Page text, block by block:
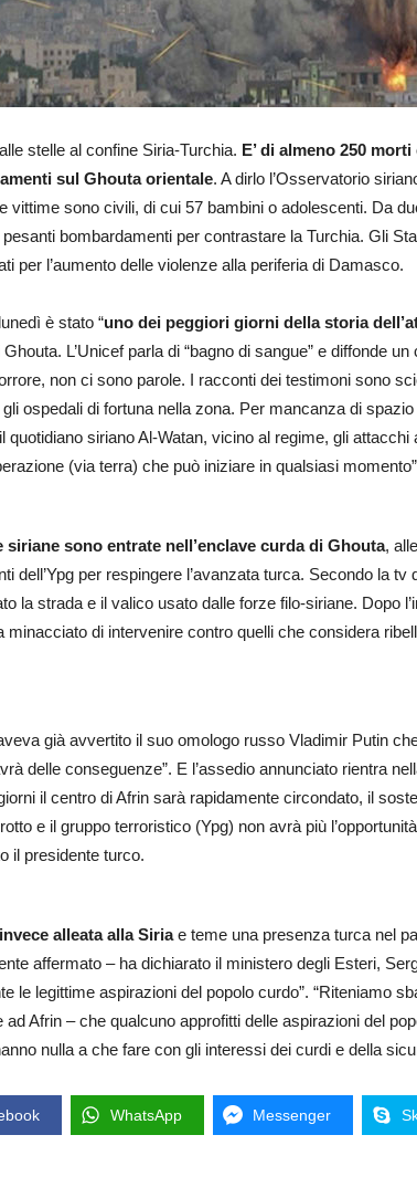
stelle al confine Siria-Turchia. E’ di almeno 250
sul Ghouta orientale. A dirlo l’Osservatorio
vittime sono civili, di cui 57 bambini o adolescenti. Da
bombardamenti per contrastare la Turchia. Gli
per l’aumento delle violenze alla periferia di Damasco.
è stato “uno dei peggiori giorni della storia
L’Unicef parla di “bagno di sangue” e diffonde
non ci sono parole. I racconti dei testimoni sono
ospedali di fortuna nella zona. Per mancanza di
quotidiano siriano Al-Watan, vicino al regime, gli attacchi
(via terra) che può iniziare in qualsiasi
siriane sono entrate nell’enclave curda di Ghouta,
dell’Ypg per respingere l’avanzata turca. Secondo la
la strada e il valico usato dalle forze filo-siriane. Dopo
minacciato di intervenire contro quelli che considera
già avvertito il suo omologo russo Vladimir Putin
delle conseguenze”. E l’assedio annunciato rientra
il centro di Afrin sarà rapidamente circondato, il
e il gruppo terroristico (Ypg) non avrà più
il presidente turco.
alleata alla Siriae teme una presenza turca nel
affermato – ha dichiarato il ministero degli Esteri,
le legittime aspirazioni del popolo curdo”. “Riteniamo
ad Afrin – che qualcuno approfitti delle aspirazioni del
nulla a che fare con gli interessi dei curdi e della
WhatsApp Messenger